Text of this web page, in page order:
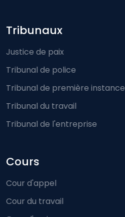
Footer-menu
Tribunaux
Justice de paix
Tribunal de police
Tribunal de première instance
Tribunal du travail
Tribunal de l'entreprise
Cours
Cour d'appel
Cour du travail